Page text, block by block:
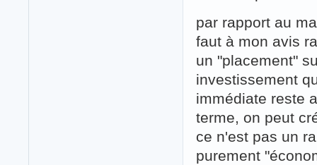
par rapport au
faut à mon avis
un "placement"
investissement
immédiate reste
terme, on peut
ce n'est pas un
purement